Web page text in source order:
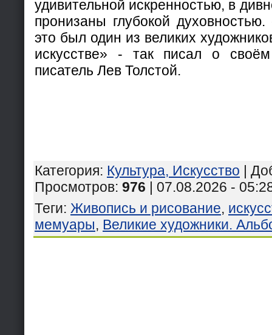
удивительной искренностью, в
пронизаны глубокой
это был один из великих
искусстве» - так писал о
писатель Лев Толстой.
Категория: Культура, Искусство |
Просмотров: 976 | 07.08.2026 -
Теги: Живопись и рисование,
мемуары, Великие художники.